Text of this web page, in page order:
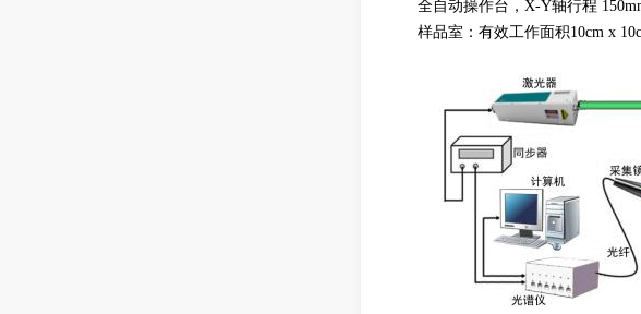
全自动操作台，X-Y轴行程
样品室：有效工作面积10cm x